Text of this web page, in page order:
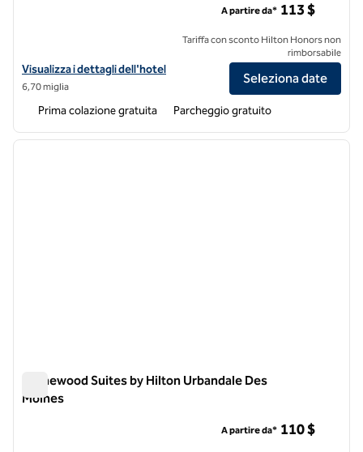
Visualizza i dettagli dell'hotel Hampton Inn & Suites Ankeny
Visualizza i dettagli dell'hotel
6,70 miglia
A partire da* 113 $
Tariffa con sconto Hilton Honors non
rimborsabile
Seleziona date
Prima colazione gratuita Parcheggio gratuito
1 di 8
Homewood Suites by Hilton Urbandale Des
Moines
A partire da* 110 $